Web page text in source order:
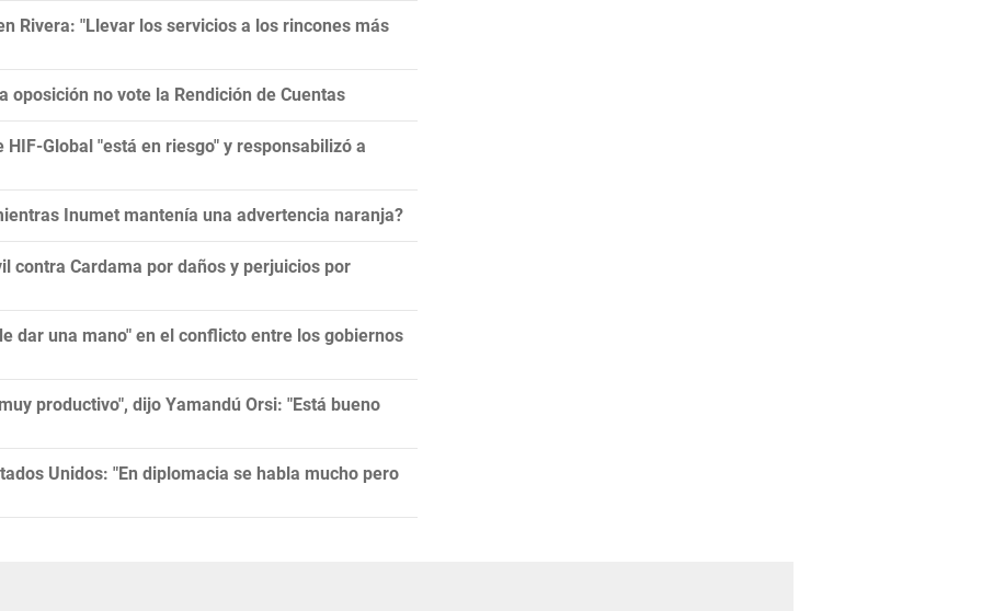
Rivera: "Llevar los servicios a los rincones más
oposición no vote la Rendición de Cuentas
Global "está en riesgo" y responsabilizó a
Inumet mantenía una advertencia naranja?
contra Cardama por daños y perjuicios por
dar una mano" en el conflicto entre los gobiernos
productivo", dijo Yamandú Orsi: "Está bueno
Unidos: "En diplomacia se habla mucho pero